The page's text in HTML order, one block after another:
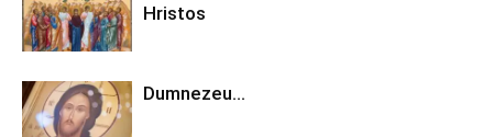
Hristos
Dumnezeu…